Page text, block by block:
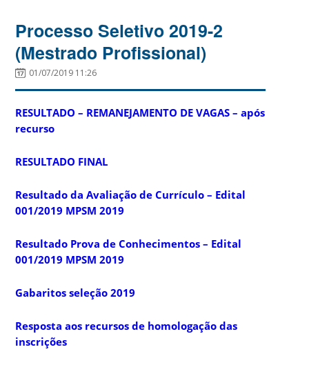
Processo Seletivo 2019-2
(Mestrado Profissional)
01/07/2019 11:26
RESULTADO – REMANEJAMENTO DE VAGAS – após
recurso
RESULTADO FINAL
Resultado da Avaliação de Currículo – Edital
001/2019 MPSM 2019
Resultado Prova de Conhecimentos – Edital
001/2019 MPSM 2019
Gabaritos seleção 2019
Resposta aos recursos de homologação das
inscrições